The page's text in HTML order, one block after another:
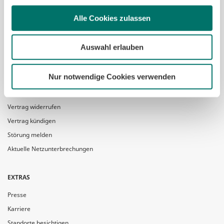
Alle Cookies zulassen
Auswahl erlauben
Nur notwendige Cookies verwenden
Linkedin
Service & Kontakt
Terminvereinbarung
Vertrag widerrufen
Vertrag kündigen
Störung melden
Aktuelle Netzunterbrechungen
EXTRAS
Presse
Karriere